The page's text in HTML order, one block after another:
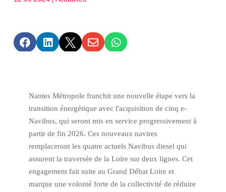
    
Nantes Métropole franchit une nouvelle étape vers la
transition énergétique avec l'acquisition de cinq e-
Navibus, qui seront mis en service progressivement à
partir de fin 2026. Ces nouveaux navires
remplaceront les quatre actuels Navibus diesel qui
assurent la traversée de la Loire sur deux lignes. Cet
engagement fait suite au Grand Débat Loire et
marque une volonté forte de la collectivité de réduire